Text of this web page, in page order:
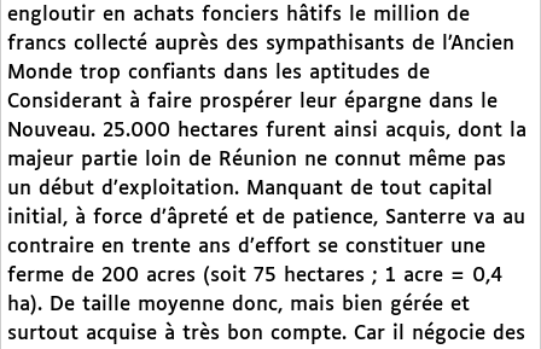
engloutir en achats fonciers hâtifs le million de
francs collecté auprès des sympathisants de l’Ancien
Monde trop confiants dans les aptitudes de
Considerant à faire prospérer leur épargne dans le
Nouveau. 25.000 hectares furent ainsi acquis, dont la
majeur partie loin de Réunion ne connut même pas
un début d’exploitation. Manquant de tout capital
initial, à force d’âpreté et de patience, Santerre va au
contraire en trente ans d’effort se constituer une
ferme de 200 acres (soit 75 hectares ; 1 acre = 0,4
ha). De taille moyenne donc, mais bien gérée et
surtout acquise à très bon compte. Car il négocie des